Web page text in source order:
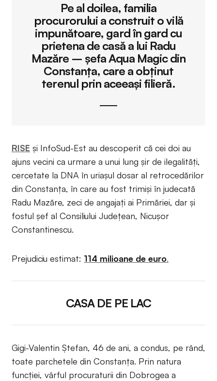
Pe al doilea, familia
procurorului a construit o vilă
impunătoare, gard în gard cu
prietena de casă a lui Radu
Mazăre – șefa Aqua Magic din
Constanța, care a obținut
terenul prin aceeași filieră.
RISE și InfoSud-Est au descoperit că cei doi au
ajuns vecini ca urmare a unui lung șir de ilegalități,
cercetate la DNA în uriașul dosar al retrocedărilor
din Constanța, în care au fost trimiși în judecată
Radu Mazăre, zeci de angajați ai Primăriei, dar și
fostul șef al Consiliului Județean, Nicușor
Constantinescu.
Prejudiciu estimat: 114 milioane de euro.
CASA DE PE LAC
Gigi-Valentin Ștefan, 46 de ani, a condus, pe rând,
toate parchetele din Constanța. Prin natura
funcției, vârful procuraturii din Dobrogea a